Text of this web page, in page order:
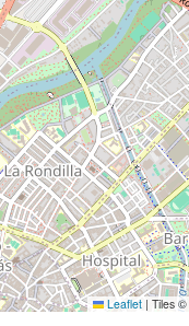
Leaflet | Tiles ©